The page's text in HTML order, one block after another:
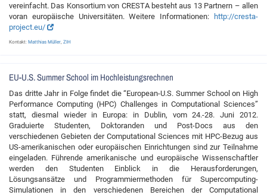
vereinfacht. Das Konsortium von CRESTA besteht aus 13 Partnern – allen
voran europäische Universitäten. Weitere Informationen: http://cresta-
project.eu/
Kontakt: Matthias Müller ZIH
EU-U.S. Summer School im Hochleistungsrechnen
Das dritte Jahr in Folge findet die “European-U.S. Summer School on High
Performance Computing (HPC) Challenges in Computational Sciences”
statt, diesmal wieder in Europa: in Dublin, vom 24.-28. Juni 2012.
Graduierte Studenten, Doktoranden und Post-Docs aus den
verschiedenen Gebieten der Computational Sciences mit HPC-Bezug aus
US-amerikanischen oder europäischen Einrichtungen sind zur Teilnahme
eingeladen. Führende amerikanische und europäische Wissenschaftler
werden den Studenten Einblick in die Herausforderungen,
Lösungsansätze und Programmiermethoden für Supercomputing-
Simulationen in den verschiedenen Bereichen der Computational